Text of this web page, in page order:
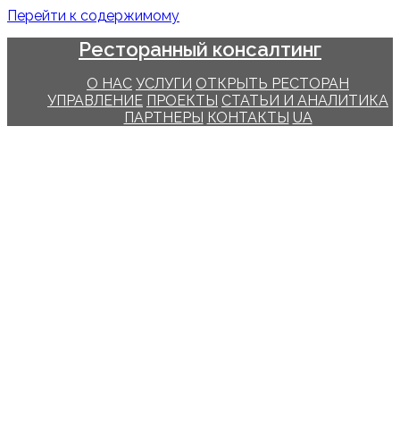
Перейти к содержимому
Ресторанный консалтинг
О НАС УСЛУГИ ОТКРЫТЬ РЕСТОРАН
УПРАВЛЕНИЕ ПРОЕКТЫ СТАТЬИ И АНАЛИТИКА
ПАРТНЕРЫ КОНТАКТЫ UA